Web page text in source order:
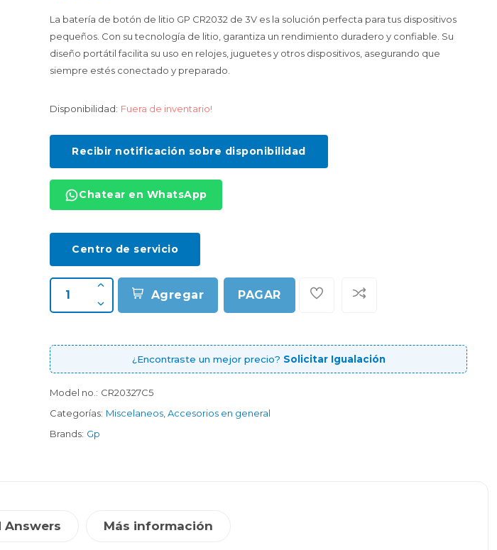
La batería de botón de litio GP CR2032 de 3V es la solución perfecta para tus dispositivos
pequeños. Con su tecnología de litio, garantiza un rendimiento duradero y confiable. Su
diseño portátil facilita su uso en relojes, juguetes y otros dispositivos, asegurando que
siempre estés conectado y preparado.
Disponibilidad: Fuera de inventario!
Recibir notificación sobre disponibilidad
Chatear en WhatsApp
Centro de servicio
Agregar PAGAR
¿Encontraste un mejor precio? Solicitar Igualación
Model no.: CR20327C5
Categorías: Miscelaneos Accesorios en general
Brands: Gp
Answers Más información